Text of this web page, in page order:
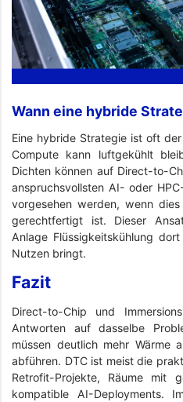
Wann eine hybride
Eine hybride Strategie ist oft
Compute kann luftgekühlt
Dichten können auf Direct-to-
anspruchsvollsten AI- oder
vorgesehen werden, wenn
gerechtfertigt ist. Dieser
Anlage Flüssigkeitskühlung
Nutzen bringt.
Fazit
Direct-to-Chip und
Antworten auf dasselbe
müssen deutlich mehr Wärme
abführen. DTC ist meist die
Retrofit-Projekte, Räume mit
kompatible AI-Deployments.